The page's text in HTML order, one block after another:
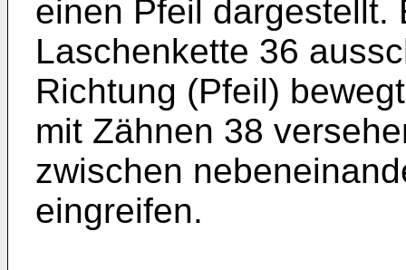
einen Pfeil dargestellt.
Laschenkette 36
Richtung (Pfeil)
mit Zähnen 38
zwischen
eingreifen.